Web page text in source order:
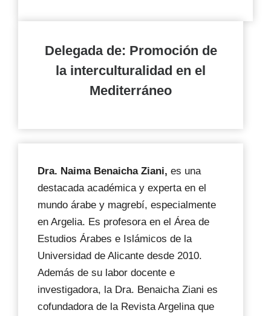
Delegada de: Promoción de
la interculturalidad en el
Mediterráneo
Dra. Naima Benaicha Ziani, es una
destacada académica y experta en el
mundo árabe y magrebí, especialmente
en Argelia. Es profesora en el Área de
Estudios Árabes e Islámicos de la
Universidad de Alicante desde 2010.
Además de su labor docente e
investigadora, la Dra. Benaicha Ziani es
cofundadora de la Revista Argelina que